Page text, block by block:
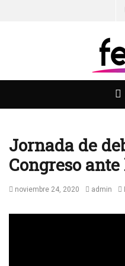
Jornada de
Congreso
Posted
noviembre 24, 2020 Author
admin